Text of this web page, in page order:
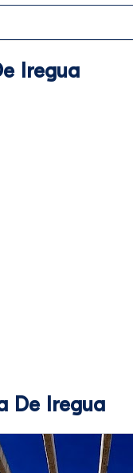
Iregua
De Iregua